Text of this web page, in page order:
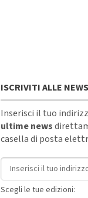
ISCRIVITI ALLE
Inserisci il tuo
ultime news
casella di posta
Indirizzo email
Scegli le tue edizioni: